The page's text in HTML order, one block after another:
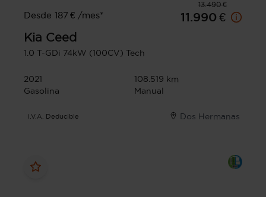
13.490 €
Desde 187 € /mes*
11.990 €
Kia Ceed
1.0 T-GDi 74kW (100CV) Tech
2021
108.519 km
Gasolina
Manual
I.V.A. Deducible Dos Hermanas